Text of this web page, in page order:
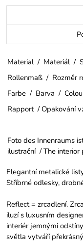
Material / Materiál /
Rollenmaß / Rozměr
Farbe / Barva /
Rapport / Opakování
Foto des Innenraums
ilustrační / The
Elegantní metalické
Stříbrné odlesky,
Reflect = zrcadlení.
iluzí s luxusním
interiér jemnými
světla vytváří